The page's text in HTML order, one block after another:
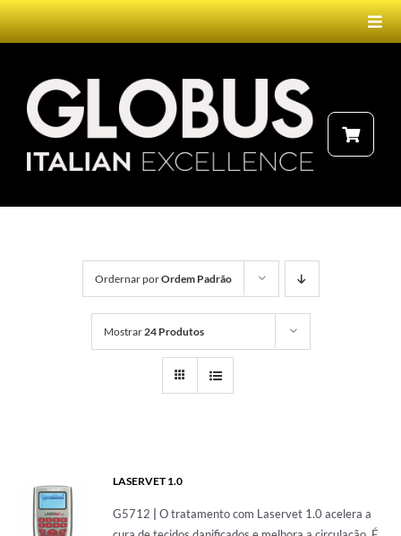
PRODUTOS
ULTRASOM
Ordernar porOrdem Padrão
Mostrar 24 Produtos
LASERVET 1.0
G5712
O tratamento com Laservet 1.0 acelera a